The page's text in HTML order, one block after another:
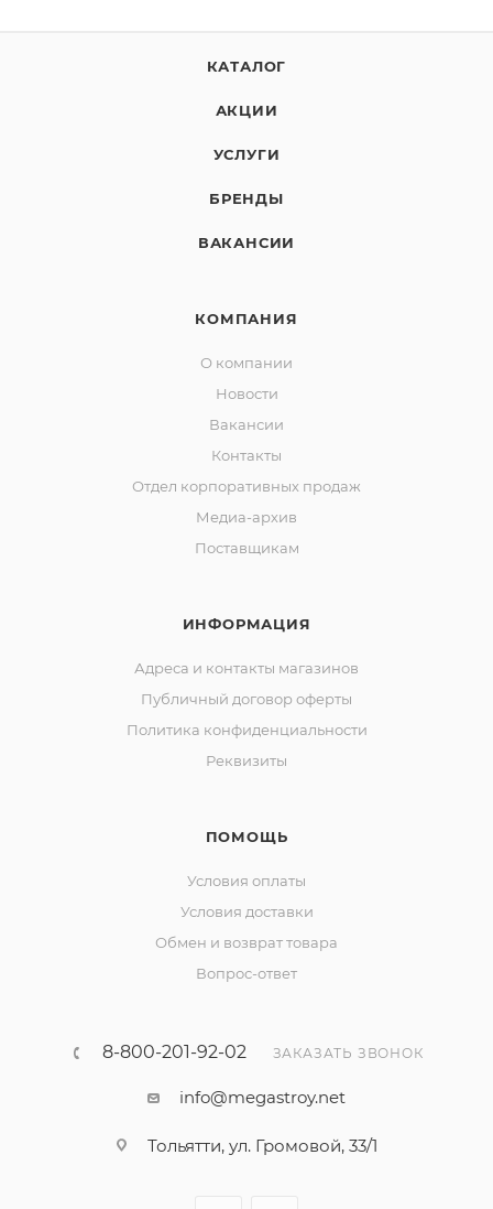
КАТАЛОГ
АКЦИИ
УСЛУГИ
БРЕНДЫ
ВАКАНСИИ
КОМПАНИЯ
О компании
Новости
Вакансии
Контакты
Отдел корпоративных продаж
Медиа-архив
Поставщикам
ИНФОРМАЦИЯ
Адреса и контакты магазинов
Публичный договор оферты
Политика конфиденциальности
Реквизиты
ПОМОЩЬ
Условия оплаты
Условия доставки
Обмен и возврат товара
Вопрос-ответ
8-800-201-92-02 ЗАКАЗАТЬ ЗВОНОК
info@megastroy.net
Тольятти, ул. Громовой, 33/1